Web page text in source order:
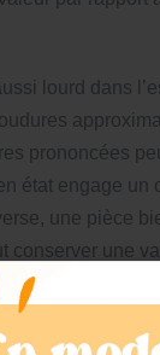
lourd dans
prononcées
état engage un
une pièce
conserver une
et